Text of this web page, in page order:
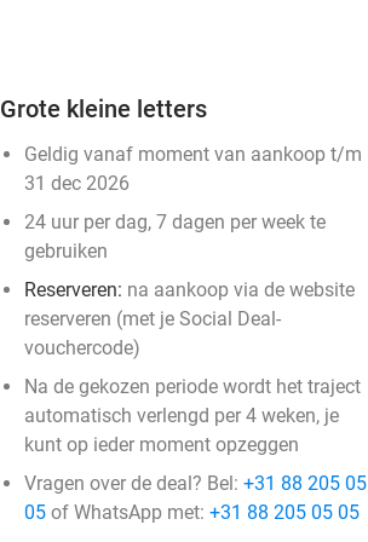
Grote kleine letters
Geldig vanaf moment van aankoop t/m
31 dec 2026
24 uur per dag, 7 dagen per week te
gebruiken
Reserveren: na aankoop via de website
reserveren (met je Social Deal-
vouchercode)
Na de gekozen periode wordt het traject
automatisch verlengd per 4 weken, je
kunt op ieder moment opzeggen
Vragen over de deal? Bel: +31 88 205 05
05 of WhatsApp met: +31 88 205 05 05